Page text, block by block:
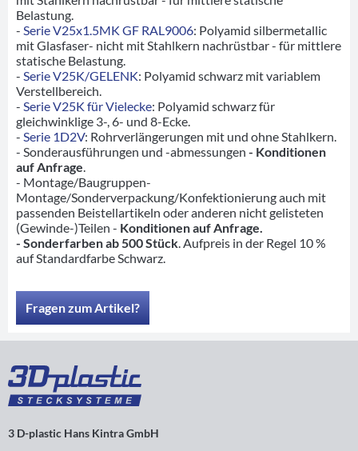
Belastung.
- Serie V25x1.5MK GF RAL9006: Polyamid silbermetallic
mit Glasfaser- nicht mit Stahlkern nachrüstbar - für mittlere
statische Belastung.
- Serie V25K/GELENK: Polyamid schwarz mit variablem
Verstellbereich.
- Serie V25K für Vielecke: Polyamid schwarz für
gleichwinklige 3-, 6- und 8-Ecke.
- Serie 1D2V: Rohrverlängerungen mit und ohne Stahlkern.
- Sonderausführungen und -abmessungen - Konditionen
auf Anfrage
- Montage/Baugruppen-
Montage/Sonderverpackung/Konfektionierung auch mit
passenden Beistellartikeln oder anderen nicht gelisteten
(Gewinde-)Teilen - Konditionen auf Anfrage.
- Sonderfarben ab 500 Stück . Aufpreis in der Regel 10 %
auf Standardfarbe Schwarz.
Fragen zum Artikel?
3 D-plastic Hans Kintra GmbH